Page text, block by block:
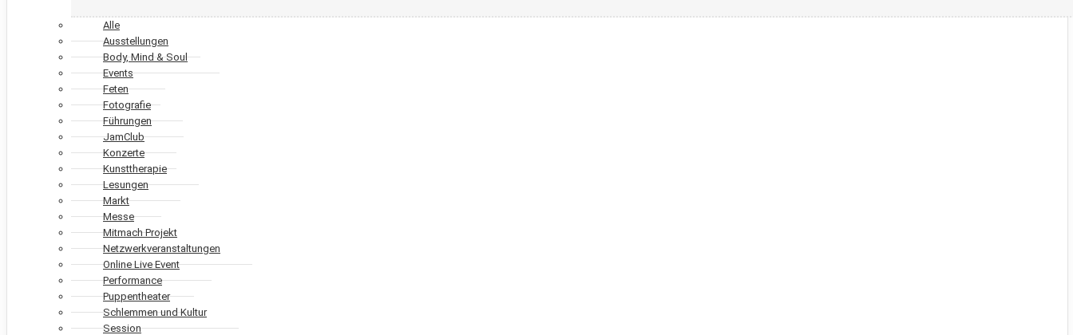
Alle
Ausstellungen
Body, Mind & Soul
Events
Feten
Fotografie
Führungen
JamClub
Konzerte
Kunsttherapie
Lesungen
Markt
Messe
Mitmach Projekt
Netzwerkveranstaltungen
Online Live Event
Performance
Puppentheater
Schlemmen und Kultur
Session